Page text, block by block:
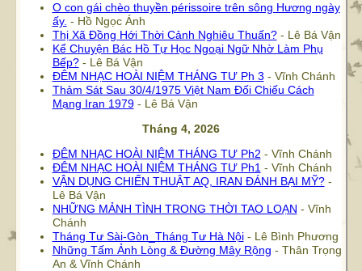
O con gái chèo thuyền périssoire trên sông Hương ngày
ấy. - Hồ Ngọc Ánh
Thị Xã Đồng Hới Thời Cảnh Nghiêu Thuấn?- Lê Bá Vận
Kể Chuyện Bác Hồ Tự Học Ngoại Ngữ Nhờ Làm Phụ
Bếp?- Lê Bá Vận
ĐÊM NHẠC HOÀI NIỆM THÁNG TƯ Ph 3 - Vĩnh Chánh
Thảm Sát Sau 30/4/1975 Việt Nam Đối Chiếu Cách
Mạng Iran 1979- Lê Bá Vận
Tháng 4, 2026
ĐÊM NHẠC HOÀI NIỆM THÁNG TƯ Ph2 - Vĩnh Chánh
ĐÊM NHẠC HOÀI NIỆM THÁNG TƯ Ph1 - Vĩnh Chánh
VẬN DỤNG CHIẾN THUẬT AQ, IRAN ĐÁNH BẠI MỸ?-
Lê Bá Vận
NHỮNG MẢNH TÌNH TRONG THỜI TAO LOẠN - Vĩnh
Chánh
Tháng Tư Sài-Gòn_Tháng Tư Hà Nội- Lê Bình Phương
Những Tấm Ảnh Lòng & Đường Mây Rộng - Thân Trọng
An & Vĩnh Chánh